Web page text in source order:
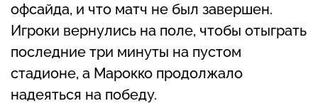
офсайда, и что матч не был завершен.
Игроки вернулись на поле, чтобы отыграть
последние три минуты на пустом
стадионе, а Марокко продолжало
надеяться на победу.